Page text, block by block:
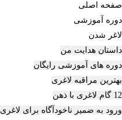
صفحه اصلی
دوره‌ آموزشی
لاغر شدن
داستان هدایت من
دوره های آموزشی رایگان
بهترین مراقبه لاغری
12 گام لاغری با ذهن
ورود به ضمیر ناخودآگاه برای لاغری